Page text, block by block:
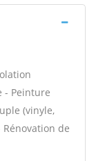
- Peinture
(vinyle,
Rénovation de